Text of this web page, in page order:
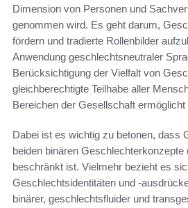
Dimension von Personen und
genommen wird. Es geht darum,
fördern und tradierte Rollenbilder
Anwendung geschlechtsneutraler
Berücksichtigung der Vielfalt von
gleichberechtigte Teilhabe aller
Bereichen der Gesellschaft ermöglicht
Dabei ist es wichtig zu betonen, dass
beiden binären Geschlechterkonzepte
beschränkt ist. Vielmehr bezieht es
Geschlechtsidentitäten und -
binärer, geschlechtsfluider und